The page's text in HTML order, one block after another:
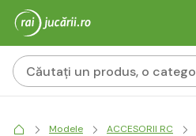
Modele ACCESORII RC